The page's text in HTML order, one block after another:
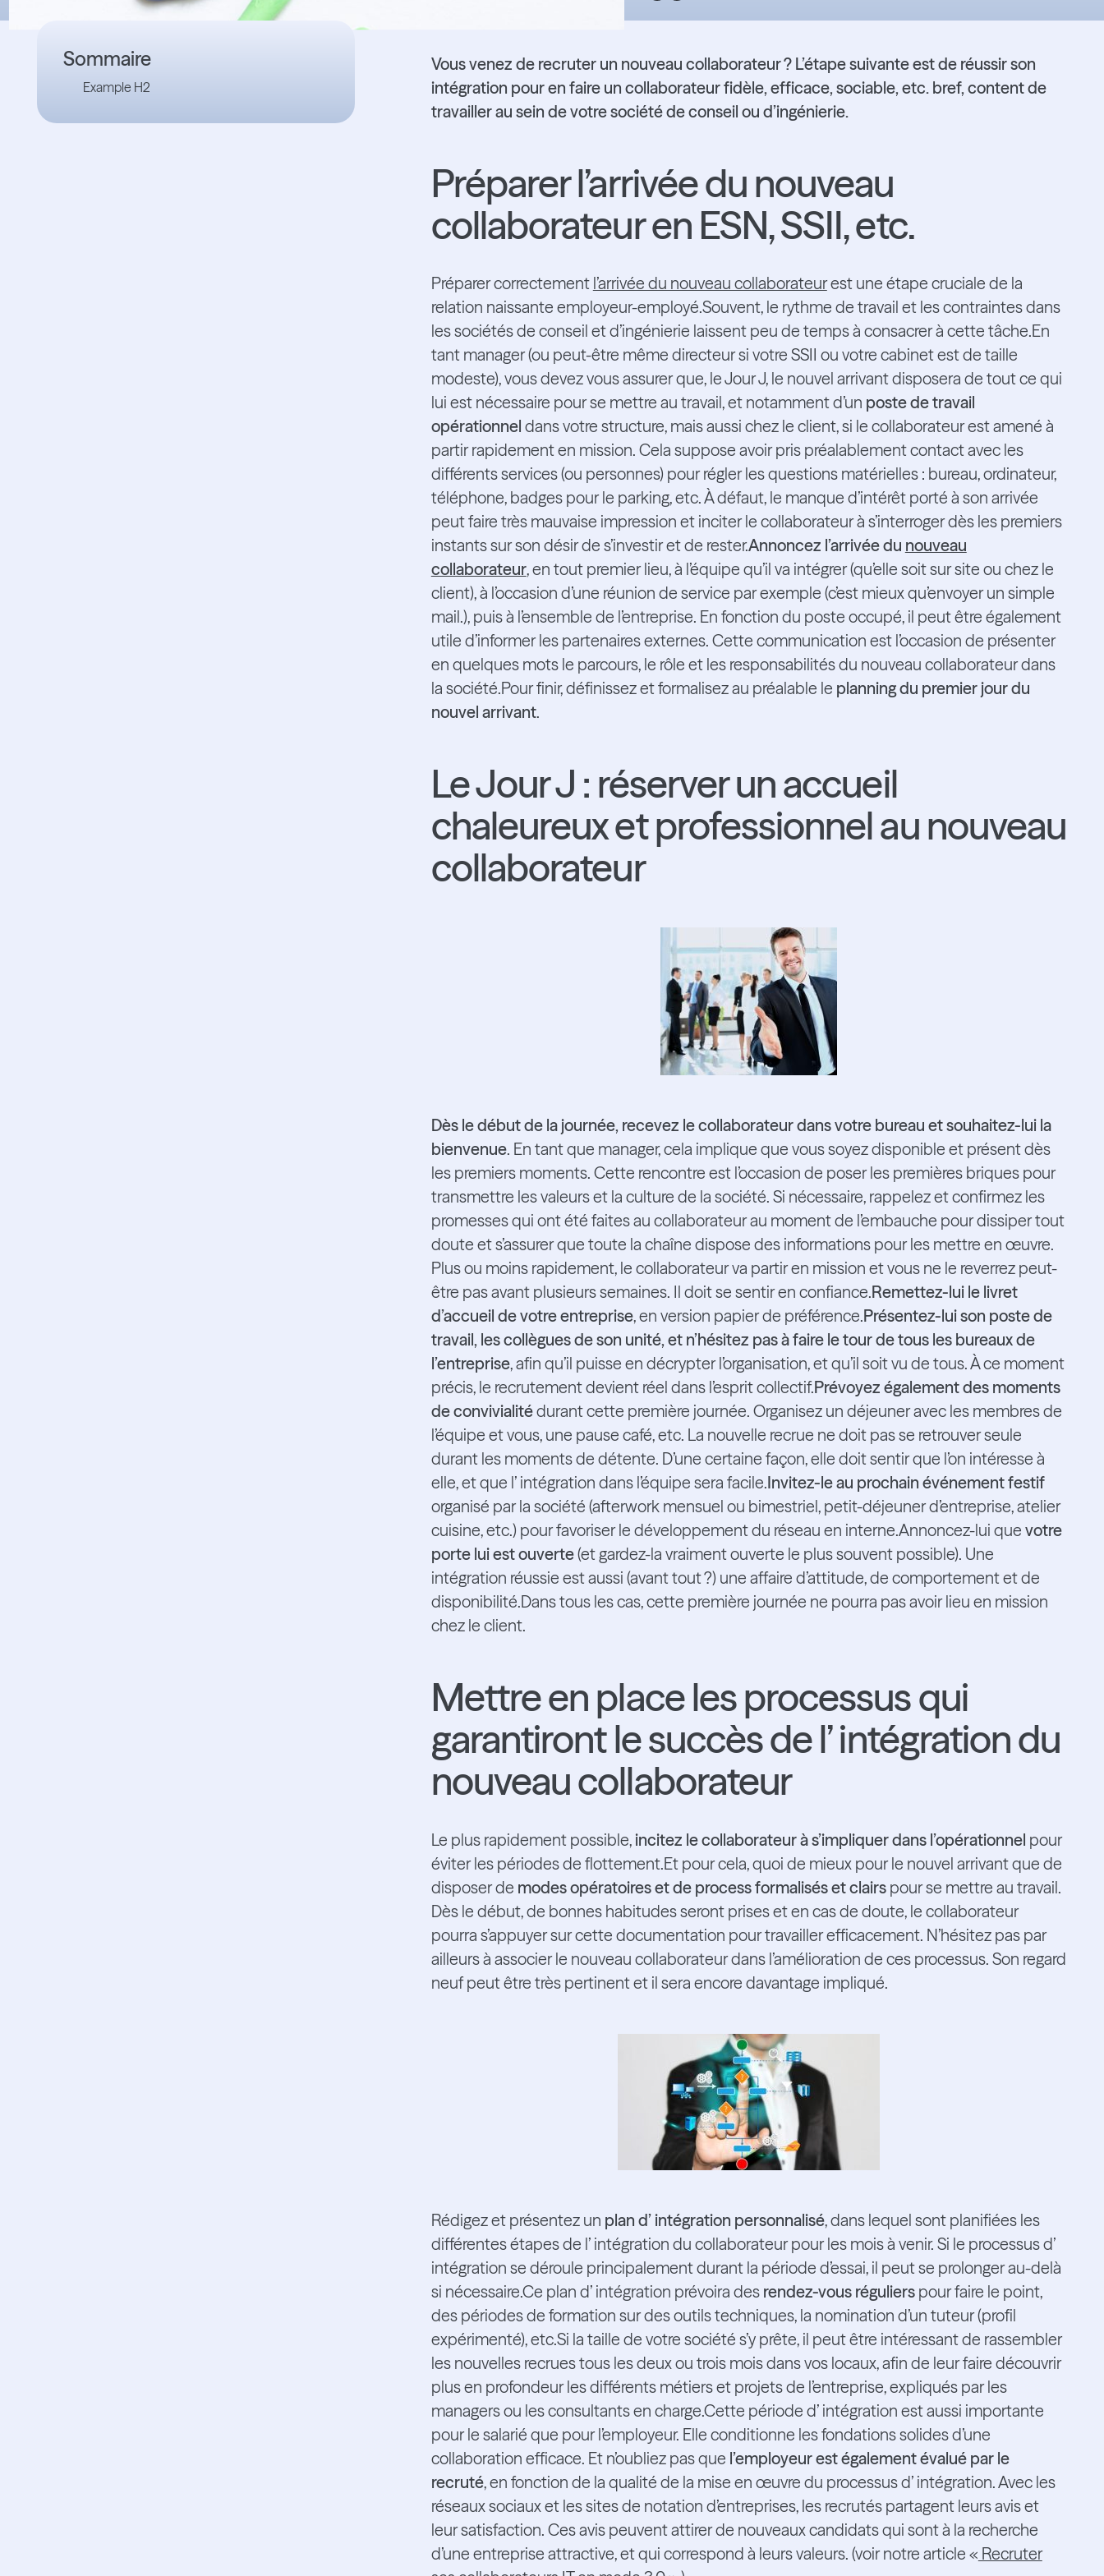
Sommaire
Example H2
Vous venez de recruter un nouveau collaborateur ? L’étape suivante est de réussir son
intégration pour en faire un collaborateur fidèle, efficace, sociable, etc. bref, content de
travailler au sein de votre société de conseil ou d’ingénierie.
Préparer l’arrivée du nouveau
collaborateur en ESN, SSII, etc.
Préparer correctement l’arrivée du nouveau collaborateurest une étape cruciale de la
relation naissante employeur-employé.Souvent, le rythme de travail et les contraintes dans
les sociétés de conseil et d’ingénierie laissent peu de temps à consacrer à cette tâche.En
tant manager (ou peut-être même directeur si votre SSII ou votre cabinet est de taille
modeste), vous devez vous assurer que, le Jour J, le nouvel arrivant disposera de tout ce qui
lui est nécessaire pour se mettre au travail, et notamment d’un poste de travail
opérationnel dans votre structure, mais aussi chez le client, si le collaborateur est amené à
partir rapidement en mission. Cela suppose avoir pris préalablement contact avec les
différents services (ou personnes) pour régler les questions matérielles : bureau, ordinateur,
téléphone, badges pour le parking, etc. À défaut, le manque d’intérêt porté à son arrivée
peut faire très mauvaise impression et inciter le collaborateur à s’interroger dès les premiers
instants sur son désir de s’investir et de rester.Annoncez l’arrivée du nouveau
collaborateur, en tout premier lieu, à l’équipe qu’il va intégrer (qu’elle soit sur site ou chez le
client), à l’occasion d’une réunion de service par exemple (c’est mieux qu’envoyer un simple
mail.), puis à l’ensemble de l’entreprise. En fonction du poste occupé, il peut être également
utile d’informer les partenaires externes. Cette communication est l’occasion de présenter
en quelques mots le parcours, le rôle et les responsabilités du nouveau collaborateur dans
la société.Pour finir, définissez et formalisez au préalable le planning du premier jour du
nouvel arrivant.
Le Jour J : réserver un accueil
chaleureux et professionnel au nouveau
collaborateur
Dès le début de la journée, recevez le collaborateur dans votre bureau et souhaitez-lui la
bienvenue. En tant que manager, cela implique que vous soyez disponible et présent dès
les premiers moments. Cette rencontre est l’occasion de poser les premières briques pour
transmettre les valeurs et la culture de la société. Si nécessaire, rappelez et confirmez les
promesses qui ont été faites au collaborateur au moment de l’embauche pour dissiper tout
doute et s’assurer que toute la chaîne dispose des informations pour les mettre en œuvre.
Plus ou moins rapidement, le collaborateur va partir en mission et vous ne le reverrez peut-
être pas avant plusieurs semaines. Il doit se sentir en confiance.Remettez-lui le livret
d’accueil de votre entreprise, en version papier de préférence.Présentez-lui son poste de
travail, les collègues de son unité, et n’hésitez pas à faire le tour de tous les bureaux de
l’entreprise, afin qu’il puisse en décrypter l’organisation, et qu’il soit vu de tous. À ce moment
précis, le recrutement devient réel dans l’esprit collectif.Prévoyez également des moments
de convivialitédurant cette première journée. Organisez un déjeuner avec les membres de
l’équipe et vous, une pause café, etc. La nouvelle recrue ne doit pas se retrouver seule
durant les moments de détente. D’une certaine façon, elle doit sentir que l’on intéresse à
elle, et que l’ intégration dans l’équipe sera facile.Invitez-le au prochain événement festif
organisé par la société (afterwork mensuel ou bimestriel, petit-déjeuner d’entreprise, atelier
cuisine, etc.) pour favoriser le développement du réseau en interne.Annoncez-lui que votre
porte lui est ouverte(et gardez-la vraiment ouverte le plus souvent possible). Une
intégration réussie est aussi (avant tout ?) une affaire d’attitude, de comportement et de
disponibilité.Dans tous les cas, cette première journée ne pourra pas avoir lieu en mission
chez le client.
Mettre en place les processus qui
garantiront le succès de l’ intégration du
nouveau collaborateur
Le plus rapidement possible, incitez le collaborateur à s’impliquer dans l’opérationnel pour
éviter les périodes de flottement.Et pour cela, quoi de mieux pour le nouvel arrivant que de
disposer de modes opératoires et de process formalisés et clairspour se mettre au travail.
Dès le début, de bonnes habitudes seront prises et en cas de doute, le collaborateur
pourra s’appuyer sur cette documentation pour travailler efficacement. N’hésitez pas par
ailleurs à associer le nouveau collaborateur dans l’amélioration de ces processus. Son regard
neuf peut être très pertinent et il sera encore davantage impliqué.
Rédigez et présentez un plan d’ intégration personnalisé, dans lequel sont planifiées les
différentes étapes de l’ intégration du collaborateur pour les mois à venir. Si le processus d’
intégration se déroule principalement durant la période d’essai, il peut se prolonger au-delà
si nécessaire.Ce plan d’ intégration prévoira des rendez-vous régulierspour faire le point,
des périodes de formation sur des outils techniques, la nomination d’un tuteur (profil
expérimenté), etc.Si la taille de votre société s’y prête, il peut être intéressant de rassembler
les nouvelles recrues tous les deux ou trois mois dans vos locaux, afin de leur faire découvrir
plus en profondeur les différents métiers et projets de l’entreprise, expliqués par les
managers ou les consultants en charge.Cette période d’ intégration est aussi importante
pour le salarié que pour l’employeur. Elle conditionne les fondations solides d’une
collaboration efficace. Et n’oubliez pas que l’employeur est également évalué par le
recruté, en fonction de la qualité de la mise en œuvre du processus d’ intégration. Avec les
réseaux sociaux et les sites de notation d’entreprises, les recrutés partagent leurs avis et
leur satisfaction. Ces avis peuvent attirer de nouveaux candidats qui sont à la recherche
d’une entreprise attractive, et qui correspond à leurs valeurs. (voir notre article « Recruter